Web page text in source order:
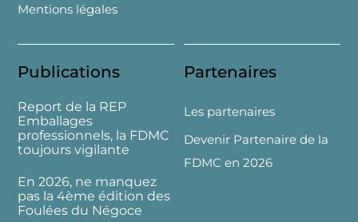
Mentions légales
Publications
Report de la REP
Emballages
professionnels, la FDMC
toujours vigilante
En 2026, ne manquez
pas la 4ème édition des
Foulées du Négoce
Partenaires
Les partenaires
Devenir Partenaire de la
FDMC en 2026